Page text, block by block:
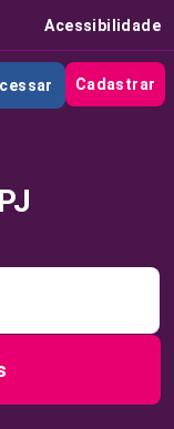
Acessibilidade
Cadastrar